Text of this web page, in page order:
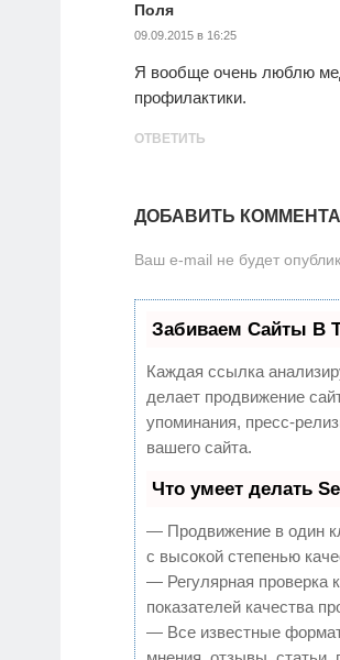
Поля
09.09.2015 в 16:25
Я вообще очень люблю
профилактики.
ОТВЕТИТЬ
ДОБАВИТЬ
Ваш e-mail не будет
Забиваем Сайты В
Каждая ссылка
делает продвижение
упоминания, пресс-
вашего сайта.
Что умеет делать
— Продвижение в один
с высокой степенью
— Регулярная проверка
показателей качества
— Все известные